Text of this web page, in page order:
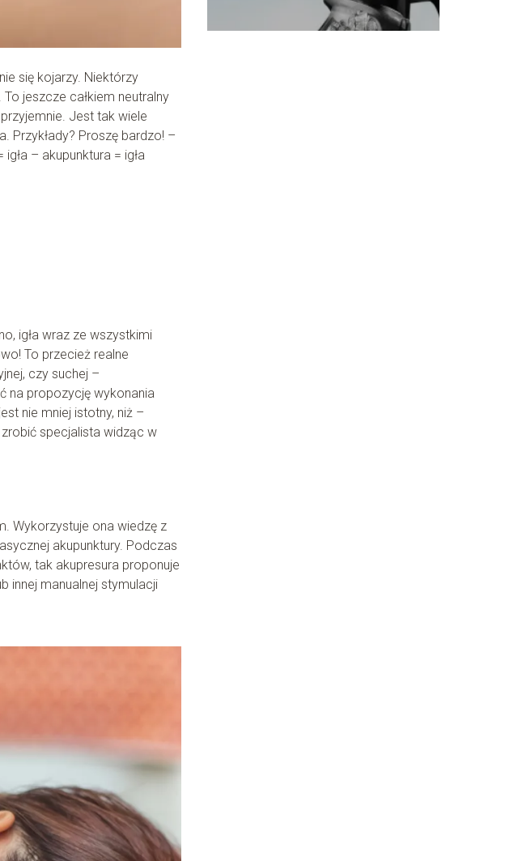
się kojarzy. Niektórzy
jeszcze całkiem neutralny
Jest tak wiele
Przykłady? Proszę bardzo! –
– akupunktura = igła
igła wraz ze wszystkimi
To przecież realne
czy suchej –
na propozycję wykonania
nie mniej istotny, niż –
specjalista widząc w
Wykorzystuje ona wiedzę z
akupunktury. Podczas
tak akupresura proponuje
innej manualnej stymulacji